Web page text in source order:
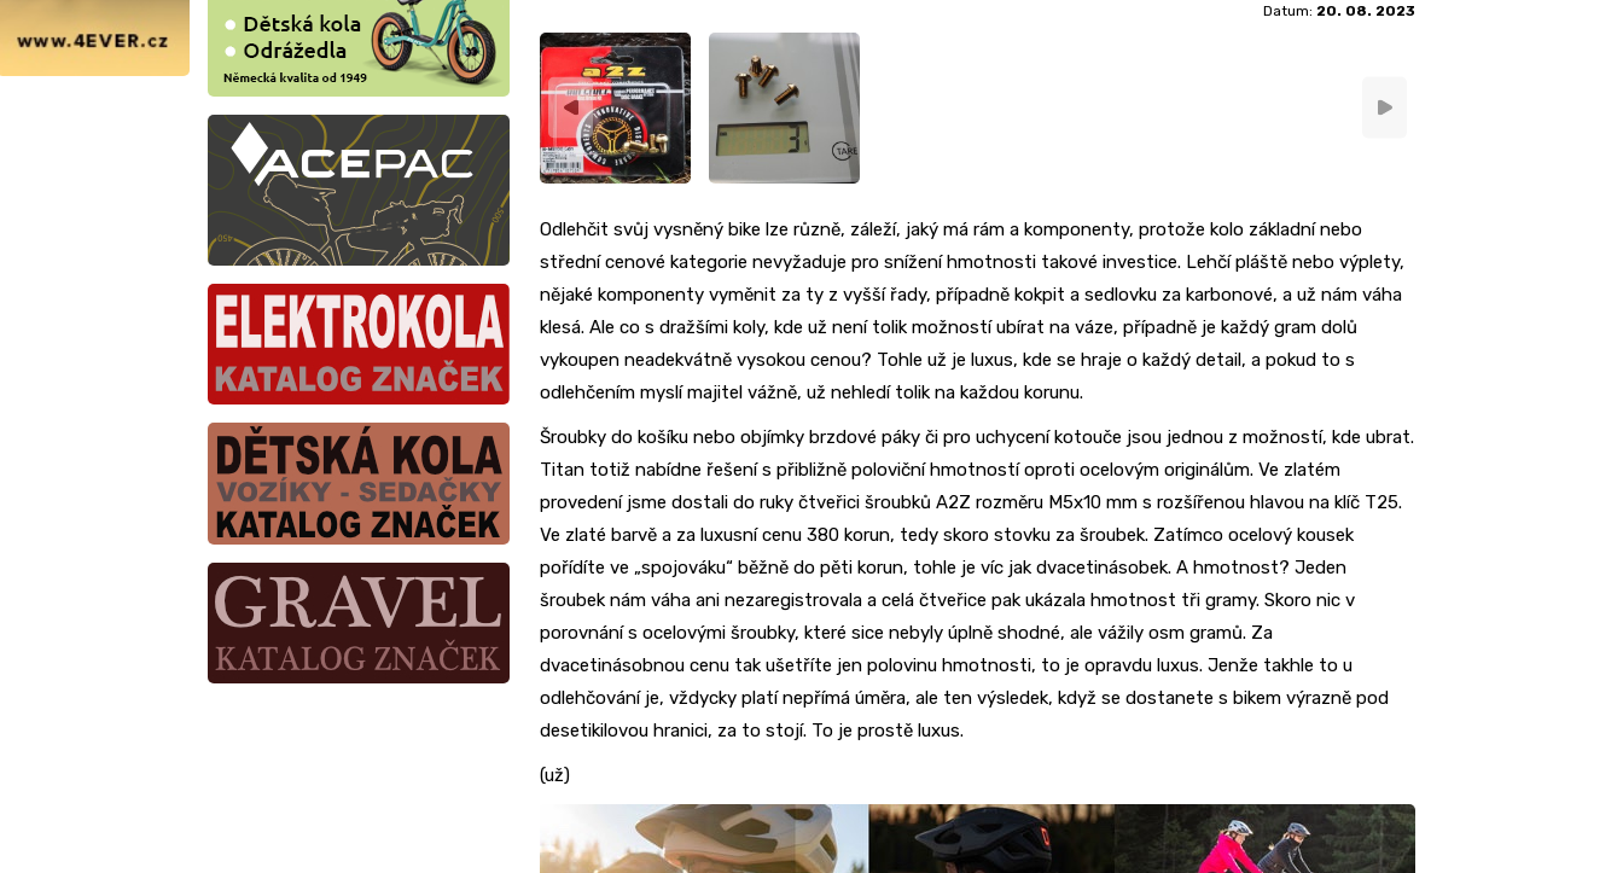
Datum: 20. 08. 2023
Odlehčit svůj vysněný bike lze různě, záleží, jaký má rám a komponenty, protože kolo základní nebo
střední cenové kategorie nevyžaduje pro snížení hmotnosti takové investice. Lehčí pláště nebo výplety,
nějaké komponenty vyměnit za ty z vyšší řady, případně kokpit a sedlovku za karbonové, a už nám váha
klesá. Ale co s dražšími koly, kde už není tolik možností ubírat na váze, případně je každý gram dolů
vykoupen neadekvátně vysokou cenou? Tohle už je luxus, kde se hraje o každý detail, a pokud to s
odlehčením myslí majitel vážně, už nehledí tolik na každou korunu.
Šroubky do košíku nebo objímky brzdové páky či pro uchycení kotouče jsou jednou z možností, kde ubrat.
Titan totiž nabídne řešení s přibližně poloviční hmotností oproti ocelovým originálům. Ve zlatém
provedení jsme dostali do ruky čtveřici šroubků A2Z rozměru M5x10 mm s rozšířenou hlavou na klíč T25.
Ve zlaté barvě a za luxusní cenu 380 korun, tedy skoro stovku za šroubek. Zatímco ocelový kousek
pořídíte ve „spojováku“ běžně do pěti korun, tohle je víc jak dvacetinásobek. A hmotnost? Jeden
šroubek nám váha ani nezaregistrovala a celá čtveřice pak ukázala hmotnost tři gramy. Skoro nic v
porovnání s ocelovými šroubky, které sice nebyly úplně shodné, ale vážily osm gramů. Za
dvacetinásobnou cenu tak ušetříte jen polovinu hmotnosti, to je opravdu luxus. Jenže takhle to u
odlehčování je, vždycky platí nepřímá úměra, ale ten výsledek, když se dostanete s bikem výrazně pod
desetikilovou hranici, za to stojí. To je prostě luxus.
(už)